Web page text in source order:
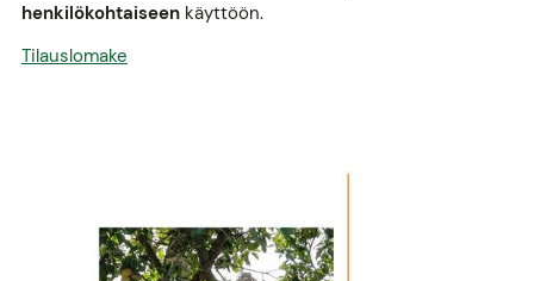
henkilökohtaiseen käyttöön.
Tilauslomake